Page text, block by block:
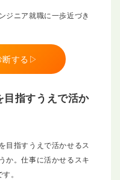
ジニア就職に一歩近づき
断する▷
指すうえで活か
目指すうえで活かせるス
か。仕事に活かせるスキ
。